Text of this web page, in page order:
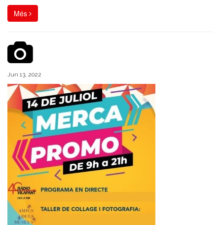
Més
Jun 13, 2022